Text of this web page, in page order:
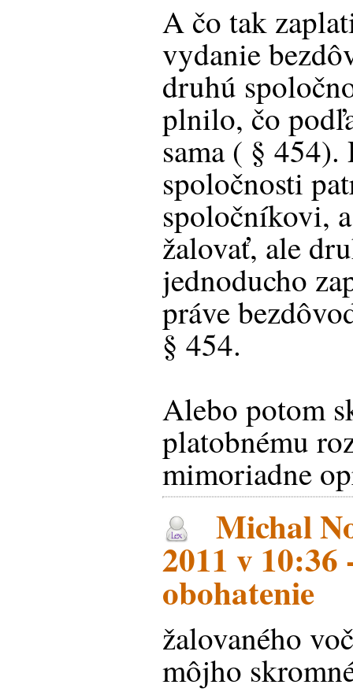
A čo tak
vydanie
druhú
plnilo, čo
sama ( § 454).
spoločnosti
spoločníkovi,
žalovať, ale
jednoducho
práve
§ 454.
Alebo potom
platobnému
mimoriadne
Michal
2011 v 10:36
obohatenie
žalovaného
môjho